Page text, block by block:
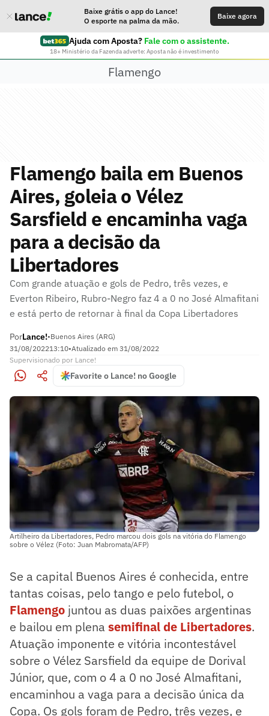
Baixe grátis o app do Lance!
O esporte na palma da mão.
Baixe agora
Ajuda com Aposta? Fale com o assistente.
18+ Ministério da Fazenda adverte: Aposta não é investimento
Flamengo
Flamengo baila em Buenos
Aires, goleia o Vélez
Sarsfield e encaminha vaga
para a decisão da
Libertadores
Com grande atuação e gols de Pedro, três vezes, e
Everton Ribeiro, Rubro-Negro faz 4 a 0 no José Almafitani
e está perto de retornar à final da Copa Libertadores
PorLance!•Buenos Aires (ARG)
31/08/202213:10•Atualizado em 31/08/2022
Supervisionado por Lance!
Favorite o Lance! no Google
Artilheiro da Libertadores, Pedro marcou dois gols na vitória do Flamengo
sobre o Vélez (Foto: Juan Mabromata/AFP)
Se a capital Buenos Aires é conhecida, entre
tantas coisas, pelo tango e pelo futebol, o
Flamengo juntou as duas paixões argentinas
e bailou em plena semifinal de Libertadores.
Atuação imponente e vitória incontestável
sobre o Vélez Sarsfield da equipe de Dorival
Júnior, que, com o 4 a 0 no José Almafitani,
encaminhou a vaga para a decisão única da
Copa. Os gols foram de Pedro, três vezes, e